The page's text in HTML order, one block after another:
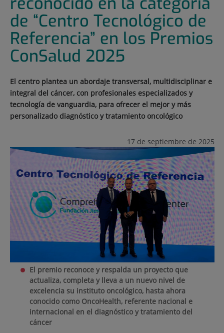
de “Centro Tecnológico de
Referencia” en los Premios
ConSalud 2025
El centro plantea un abordaje transversal, multidisciplinar e
integral del cáncer, con profesionales especializados y
tecnología de vanguardia, para ofrecer el mejor y más
personalizado diagnóstico y tratamiento oncológico
17 de septiembre de 2025
El premio reconoce y respalda un proyecto que
actualiza, completa y lleva a un nuevo nivel de
excelencia su instituto oncológico, hasta ahora
conocido como OncoHealth, referente nacional e
internacional en el diagnóstico y tratamiento del
cáncer